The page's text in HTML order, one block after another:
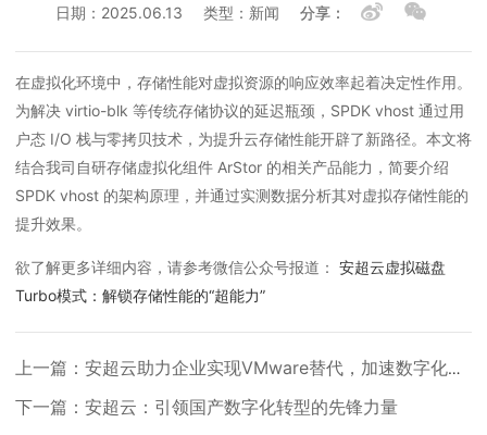
日期：2025.06.13 类型：新闻 分享：
在虚拟化环境中，存储性能对虚拟资源的响应效率起着决定性作用。
为解决 virtio-blk 等传统存储协议的延迟瓶颈，SPDK vhost 通过用
户态 I/O 栈与零拷贝技术，为提升云存储性能开辟了新路径。本文将
结合我司自研存储虚拟化组件 ArStor 的相关产品能力，简要介绍
SPDK vhost 的架构原理，并通过实测数据分析其对虚拟存储性能的
提升效果。
欲了解更多详细内容，请参考微信公众号报道： 安超云虚拟磁盘
Turbo模式：解锁存储性能的“超能力”
上一篇：安超云助力企业实现VMware替代，加速数字化转型
下一篇：安超云：引领国产数字化转型的先锋力量